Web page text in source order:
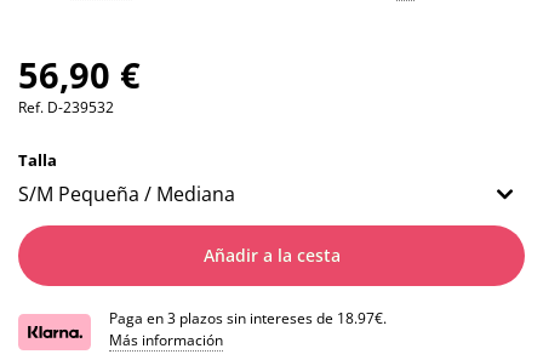
56,90 €
Ref. D-239532
Talla
Añadir a la cesta
Paga en 3 plazos sin intereses de 18.97€.
Más información